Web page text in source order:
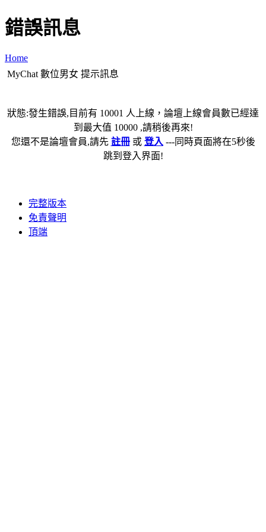
錯誤訊息
Home
MyChat 數位男女 提示訊息
狀態:發生錯誤,目前有 10001 人上線，論壇上線會員數已經達
到最大值 10000 ,請稍後再來!
您還不是論壇會員,請先 註冊或 登入 ---同時頁面將在5秒後
跳到登入界面!
完整版本
免責聲明
頂端